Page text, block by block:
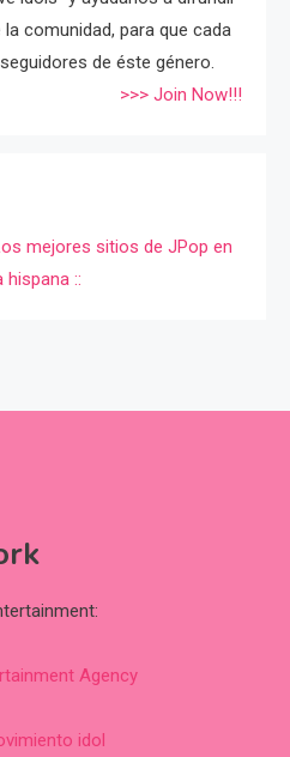
comunidad, para que cada
de éste género.
>>> Join Now!!!
Agency
idol